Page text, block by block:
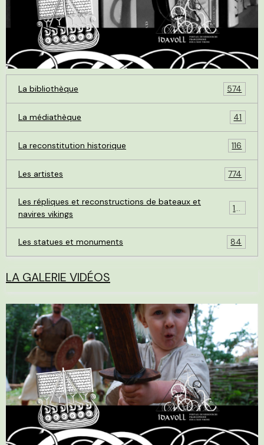
La bibliothèque 574
La médiathèque 41
La reconstitution historique 116
Les artistes 774
Les répliques et reconstructions de bateaux et
navires vikings
119
Les statues et monuments 84
LA GALERIE VIDÉOS